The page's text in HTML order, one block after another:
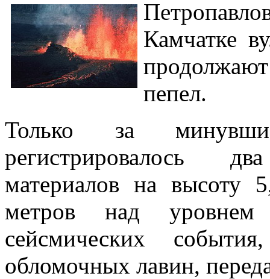
Камчатке
продолжают
пепел.
Только за
регистрировалось
материалов на высоту
метров над
сейсмических
обломочных лавин,